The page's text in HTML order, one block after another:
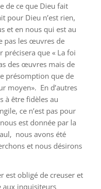
de ce que Dieu fait
pour Dieu n’est rien,
et en nous qui est au
pas les œuvres de
que « La foi
des œuvres mais de
présomption que de
moyen». En d’autres
à être fidèles au
ce n’est pas pour
est donnée par la
nous avons été
et nous désirons
est obligé de creuser et
aux inquisiteurs